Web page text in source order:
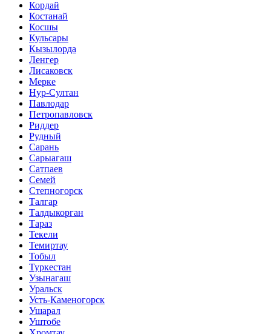
Кордай
Костанай
Косшы
Кульсары
Кызылорда
Ленгер
Лисаковск
Мерке
Нур-Султан
Павлодар
Петропавловск
Риддер
Рудный
Сарань
Сарыагаш
Сатпаев
Семей
Степногорск
Талгар
Талдыкорган
Тараз
Текели
Темиртау
Тобыл
Туркестан
Узынагаш
Уральск
Усть-Каменогорск
Ушарал
Уштобе